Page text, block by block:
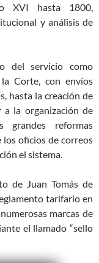
XVI hasta 1800,
y análisis de
del servicio como
Corte, con envíos
hasta la creación de
la organización de
grandes reformas
oficios de correos
el sistema.
de Juan Tomás de
tarifario en
marcas de
el llamado “sello